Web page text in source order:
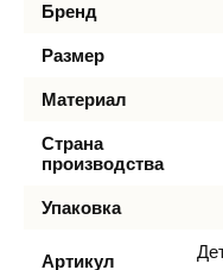
Бренд
Размер
Материал
Страна
производства
Упаковка
Артикул